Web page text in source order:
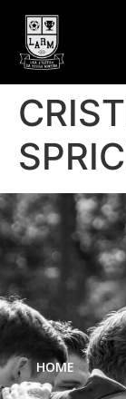
HOME